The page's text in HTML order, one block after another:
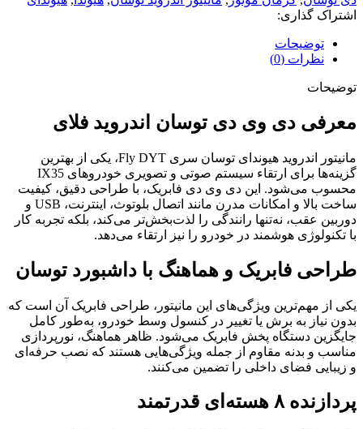
اشتراک گذاری:
توضیحات
نظرات (0)
توضیحات
معرفی دی وی دی توسان اندروید فلای
مانیتور اندروید هیوندای توسان سری Fly DYT، یکی از بهترین
گزینه‌ها برای ارتقاء سیستم صوتی و تصویری خودروهای IX35
محسوب می‌شود. این دی وی دی فابریک، با طراحی دقیق، کیفیت
ساخت بالا و امکانات مدرن مانند اتصال بلوتوث، اینترنت، USB و
دوربین عقب، نه‌تنها رانندگی را لذت‌بخش‌تر می‌کند، بلکه تجربه کار
با تکنولوژی هوشمند در خودرو را نیز ارتقاء می‌دهد.
طراحی فابریک و هماهنگ با داشبورد توسان
یکی از مهم‌ترین ویژگی‌های این مانیتور، طراحی فابریک آن است که
بدون نیاز به برش یا تغییر در کنسول وسط خودرو، به‌طور کامل
جایگزین دستگاه پخش فابریک می‌شود. ظاهر هماهنگ، نورپردازی
مناسب و بدنه مقاوم از جمله ویژگی‌هایی هستند که نصب حرفه‌ای
و زیبایی فضای داخلی را تضمین می‌کنند.
پردازنده ۸ هسته‌ای قدرتمند